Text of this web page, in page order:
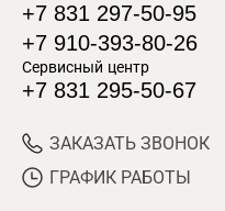
+7 831 297-50-95
+7 910-393-80-26
Сервисный центр
+7 831 295-50-67
ЗАКАЗАТЬ ЗВОНОК
ГРАФИК РАБОТЫ